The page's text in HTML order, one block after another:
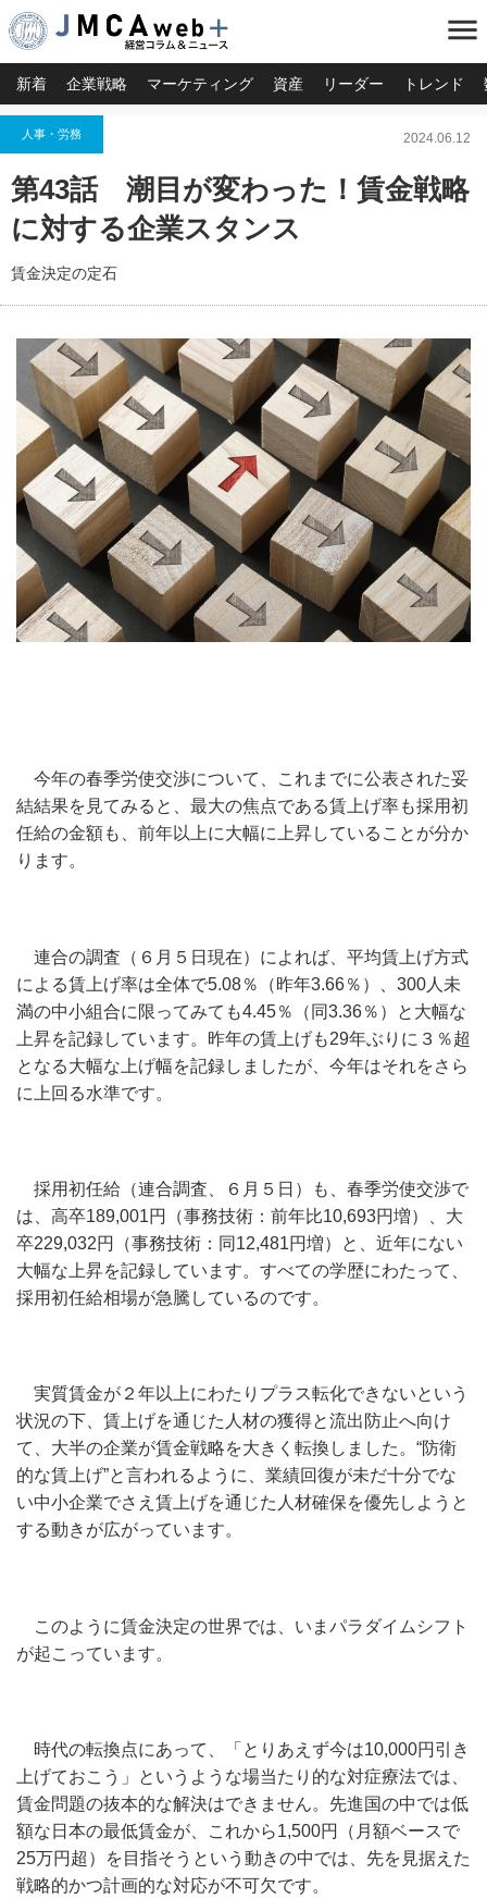
menu
新着 企業戦略 マーケティング 資産 リーダー トレンド
人事・労務 2024.06.12
第43話 潮目が変わった！賃金戦略
に対する企業スタンス
賃金決定の定石
今年の春季労使交渉について、これまでに公表された妥
結結果を見てみると、最大の焦点である賃上げ率も採用初
任給の金額も、前年以上に大幅に上昇していることが分か
ります。
連合の調査（６月５日現在）によれば、平均賃上げ方式
による賃上げ率は全体で5.08％（昨年3.66％）、300人未
満の中小組合に限ってみても4.45％（同3.36％）と大幅な
上昇を記録しています。昨年の賃上げも29年ぶりに３％超
となる大幅な上げ幅を記録しましたが、今年はそれをさら
に上回る水準です。
採用初任給（連合調査、６月５日）も、春季労使交渉で
は、高卒189,001円（事務技術：前年比10,693円増）、大
卒229,032円（事務技術：同12,481円増）と、近年にない
大幅な上昇を記録しています。すべての学歴にわたって、
採用初任給相場が急騰しているのです。
実質賃金が２年以上にわたりプラス転化できないという
状況の下、賃上げを通じた人材の獲得と流出防止へ向け
て、大半の企業が賃金戦略を大きく転換しました。“防衛
的な賃上げ”と言われるように、業績回復が未だ十分でな
い中小企業でさえ賃上げを通じた人材確保を優先しようと
する動きが広がっています。
このように賃金決定の世界では、いまパラダイムシフト
が起こっています。
時代の転換点にあって、「とりあえず今は10,000円引き
上げておこう」というような場当たり的な対症療法では、
賃金問題の抜本的な解決はできません。先進国の中では低
額な日本の最低賃金が、これから1,500円（月額ベースで
25万円超）を目指そうという動きの中では、先を見据えた
戦略的かつ計画的な対応が不可欠です。